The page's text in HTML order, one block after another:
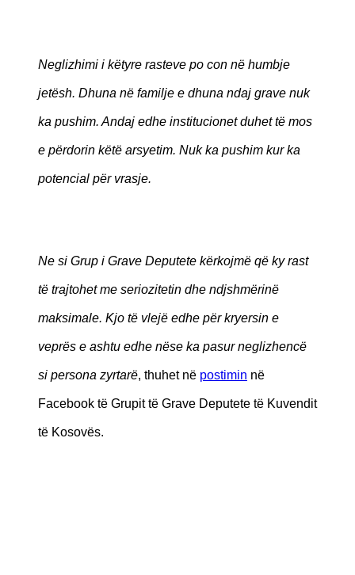
Neglizhimi i këtyre rasteve po con në humbje
jetësh. Dhuna në familje e dhuna ndaj grave nuk
ka pushim. Andaj edhe institucionet duhet të mos
e përdorin këtë arsyetim. Nuk ka pushim kur ka
potencial për vrasje.
Ne si Grup i Grave Deputete kërkojmë që ky rast
të trajtohet me seriozitetin dhe ndjshmërinë
maksimale. Kjo të vlejë edhe për kryersin e
veprës e ashtu edhe nëse ka pasur neglizhencë
si persona zyrtarë, thuhet në postimin në
Facebook të Grupit të Grave Deputete të Kuvendit
të Kosovës.